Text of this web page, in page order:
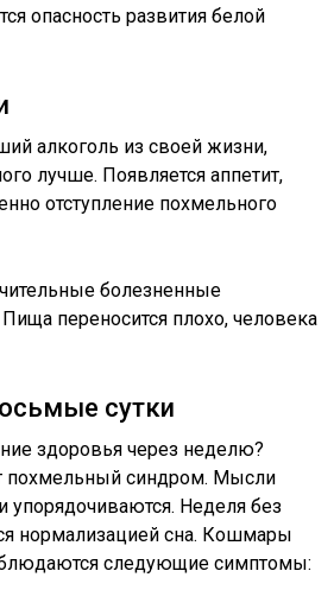
опасность развития белой
алкоголь из своей жизни,
лучше. Появляется аппетит,
отступление похмельного
болезненные
переносится плохо, человека
сутки
здоровья через неделю?
похмельный синдром. Мысли
упорядочиваются. Неделя без
нормализацией сна. Кошмары
следующие симптомы: